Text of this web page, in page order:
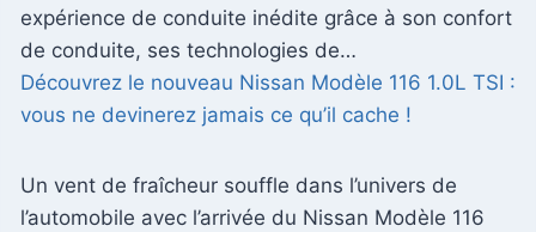
expérience de conduite inédite grâce à son confort
de conduite, ses technologies de…
Découvrez le nouveau Nissan Modèle 116 1.0L TSI :
vous ne devinerez jamais ce qu’il cache !
Un vent de fraîcheur souffle dans l’univers de
l’automobile avec l’arrivée du Nissan Modèle 116